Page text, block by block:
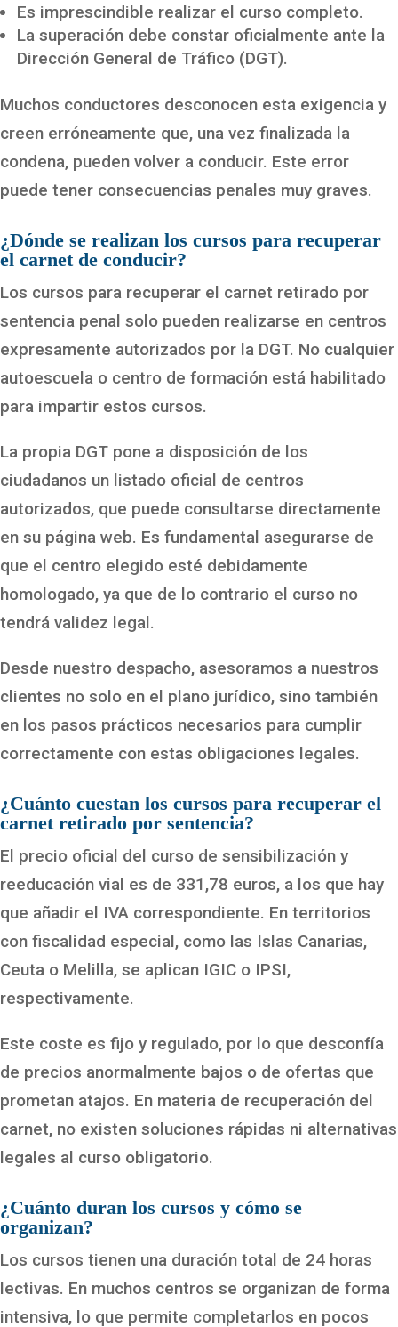
Es imprescindible realizar el curso completo.
La superación debe constar oficialmente ante la
Dirección General de Tráfico (DGT).
Muchos conductores desconocen esta exigencia y
creen erróneamente que, una vez finalizada la
condena, pueden volver a conducir. Este error
puede tener consecuencias penales muy graves.
¿Dónde se realizan los cursos para recuperar
el carnet de conducir?
Los cursos para recuperar el carnet retirado por
sentencia penal solo pueden realizarse en centros
expresamente autorizados por la DGT. No cualquier
autoescuela o centro de formación está habilitado
para impartir estos cursos.
La propia DGT pone a disposición de los
ciudadanos un listado oficial de centros
autorizados, que puede consultarse directamente
en su página web. Es fundamental asegurarse de
que el centro elegido esté debidamente
homologado, ya que de lo contrario el curso no
tendrá validez legal.
Desde nuestro despacho, asesoramos a nuestros
clientes no solo en el plano jurídico, sino también
en los pasos prácticos necesarios para cumplir
correctamente con estas obligaciones legales.
¿Cuánto cuestan los cursos para recuperar el
carnet retirado por sentencia?
El precio oficial del curso de sensibilización y
reeducación vial es de 331,78 euros, a los que hay
que añadir el IVA correspondiente. En territorios
con fiscalidad especial, como las Islas Canarias,
Ceuta o Melilla, se aplican IGIC o IPSI,
respectivamente.
Este coste es fijo y regulado, por lo que desconfía
de precios anormalmente bajos o de ofertas que
prometan atajos. En materia de recuperación del
carnet, no existen soluciones rápidas ni alternativas
legales al curso obligatorio.
¿Cuánto duran los cursos y cómo se
organizan?
Los cursos tienen una duración total de 24 horas
lectivas. En muchos centros se organizan de forma
intensiva, lo que permite completarlos en pocos